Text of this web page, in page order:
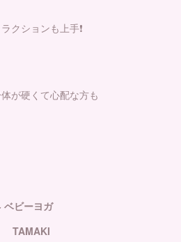
クションも上手❗️
が硬くて心配な方も
ベビーヨガ